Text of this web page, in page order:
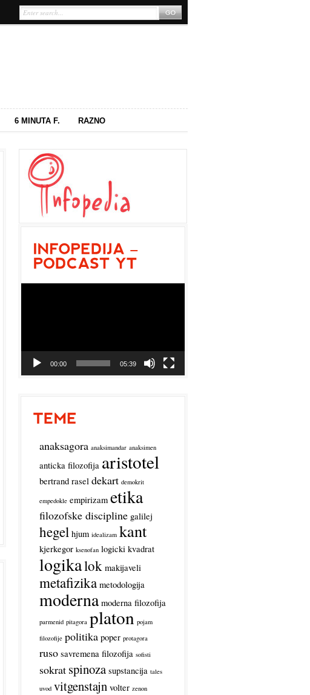
6 MINUTA F. RAZNO
00:00 05:39
anaksagora anaksimandar anaksimen
anticka filozofija aristotel
bertrand rasel dekart demokrit
empedokle empirizam etika
filozofske discipline galilej
hegel hjum idealizam kant
kjerkegor ksenofan logicki kvadrat
logikalok makijaveli
metafizika metodologija
moderna moderna filozofija
parmenid pitagora platon pojam
filozofije politika poper protagora
ruso savremena filozofija sofisti
sokrat spinoza supstancija tales
uvod vitgenstajn volter zenon